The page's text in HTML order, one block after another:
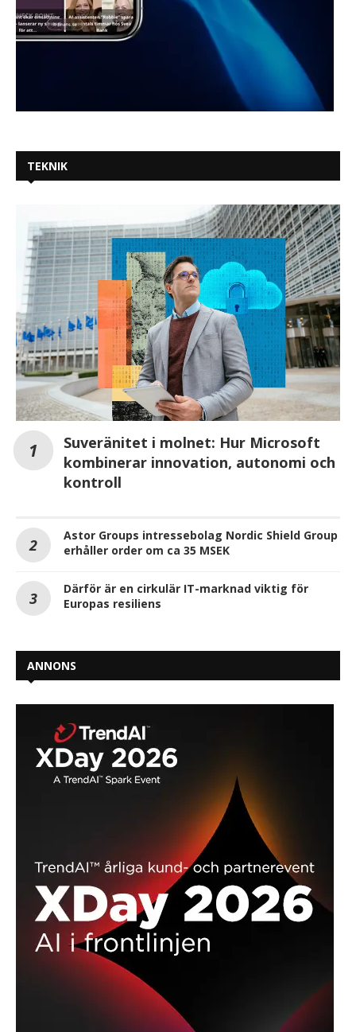
TEKNIK
Suveränitet i molnet: Hur Microsoft
kombinerar innovation, autonomi och
kontroll
Astor Groups intressebolag Nordic Shield Group
erhåller order om ca 35 MSEK
Därför är en cirkulär IT-marknad viktig för
Europas resiliens
ANNONS